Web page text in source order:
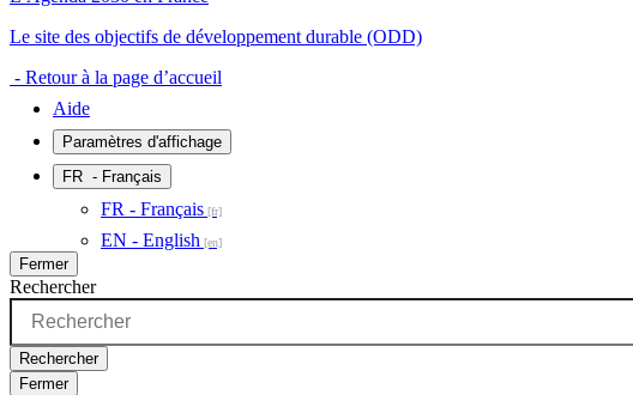
Le site des objectifs de développement durable (ODD)
- Retour à la page d’accueil
Aide
Paramètres d'affichage
FR - Français
FR - Français
EN - English
Fermer
Rechercher
Rechercher
Fermer